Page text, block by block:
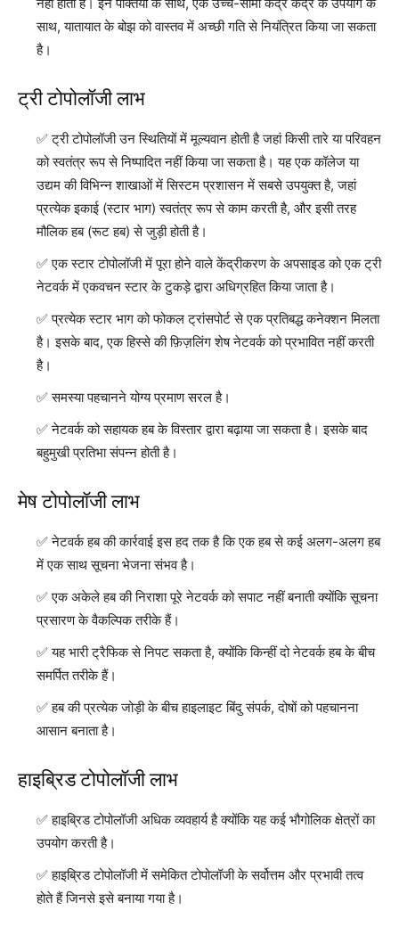
साथ, यातायात के बोझ को वास्तव में अच्छी गति से नियंत्रित किया जा सकता
है।
ट्री टोपोलॉजी लाभ
ट्री टोपोलॉजी उन स्थितियों में मूल्यवान होती है जहां किसी तारे या परिवहन
को स्वतंत्र रूप से निष्पादित नहीं किया जा सकता है। यह एक कॉलेज या
उद्यम की विभिन्न शाखाओं में सिस्टम प्रशासन में सबसे उपयुक्त है, जहां
प्रत्येक इकाई (स्टार भाग) स्वतंत्र रूप से काम करती है, और इसी तरह
मौलिक हब (रूट हब) से जुड़ी होती है।
एक स्टार टोपोलॉजी में पूरा होने वाले केंद्रीकरण के अपसाइड को एक ट्री
नेटवर्क में एकवचन स्टार के टुकड़े द्वारा अधिग्रहित किया जाता है।
प्रत्येक स्टार भाग को फोकल ट्रांसपोर्ट से एक प्रतिबद्ध कनेक्शन मिलता
है। इसके बाद, एक हिस्से की फ़िज़लिंग शेष नेटवर्क को प्रभावित नहीं करती
है।
समस्या पहचानने योग्य प्रमाण सरल है।
नेटवर्क को सहायक हब के विस्तार द्वारा बढ़ाया जा सकता है। इसके बाद
बहुमुखी प्रतिभा संपन्न होती है।
मेष टोपोलॉजी लाभ
नेटवर्क हब की कार्रवाई इस हद तक है कि एक हब से कई अलग-अलग हब
में एक साथ सूचना भेजना संभव है।
एक अकेले हब की निराशा पूरे नेटवर्क को सपाट नहीं बनाती क्योंकि सूचना
प्रसारण के वैकल्पिक तरीके हैं।
यह भारी ट्रैफिक से निपट सकता है, क्योंकि किन्हीं दो नेटवर्क हब के बीच
समर्पित तरीके हैं।
हब की प्रत्येक जोड़ी के बीच हाइलाइट बिंदु संपर्क, दोषों को पहचानना
आसान बनाता है।
हाइब्रिड टोपोलॉजी लाभ
हाइब्रिड टोपोलॉजी अधिक व्यवहार्य है क्योंकि यह कई भौगोलिक क्षेत्रों का
उपयोग करती है।
हाइब्रिड टोपोलॉजी में समेकित टोपोलॉजी के सर्वोत्तम और प्रभावी तत्व
होते हैं जिनसे इसे बनाया गया है।